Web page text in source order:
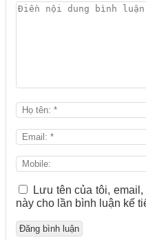
Lưu tên của tôi,
này cho lần bình luận kế